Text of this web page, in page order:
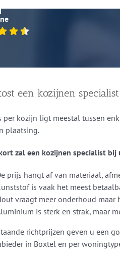
een kozijnen
per kozijn ligt meestal tussen
plaatsing.
zal een kozijnen specialist
prijs hangt af van materiaal,
is vaak het meest
vraagt meer onderhoud maar
is sterk en strak, maar
richtprijzen geven u een
in Boxtel en per